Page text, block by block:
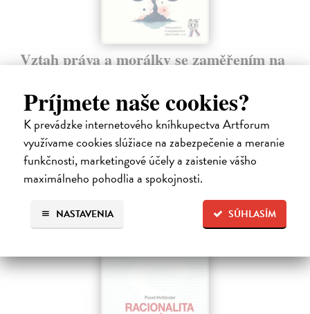
Príjmete naše cookies?
K prevádzke internetového kníhkupectva Artforum
využívame cookies slúžiace na zabezpečenie a meranie
funkčnosti, marketingové účely a zaistenie vášho
maximálneho pohodlia a spokojnosti.
SÚHLASÍM
NASTAVENIA
Vztah práva a morálky se zaměřením na
Šír Roman
Tato kniha se snaží zmapovat možnosti vzájemného provázání práva a
morálky. Morálka není pojímána v rovině subjektivních pocitů, nýbrž
vychází ze současných dominantních směrů normativní etiky.
Zasielame do 14 dní
16,00 €